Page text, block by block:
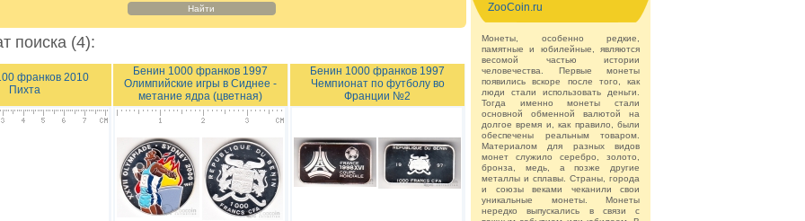
ZooCoin.ru
Монеты, особенно редкие,
памятные и юбилейные, являются
весомой частью истории
человечества. Первые монеты
появились вскоре после того, как
люди стали использовать деньги.
Тогда именно монеты стали
основной обменной валютой на
долгое время и, как правило, были
обеспечены реальным товаром.
Материалом для разных видов
монет служило серебро, золото,
бронза, медь, а позже другие
металлы и сплавы. Страны, города
и союзы веками чеканили свои
уникальные монеты. Монеты
нередко выпускались в связи с
поиска (4):
франков 2010
Пихта
Бенин 1000 франков 1997
Олимпийские игры в Сиднее -
метание ядра (цветная)
Бенин 1000 франков 1997
Чемпионат по футболу во
Франции №2